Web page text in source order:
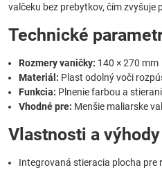
valčeku bez prebytkov, čím
Technické
Rozmery vaničky: 140 × 270 mm
Materiál: Plast odolný voči
Funkcia: Plnenie farbou a
Vhodné pre: Menšie maliarske
Vlastnosti a výhody
Integrovaná stieracia plocha pre